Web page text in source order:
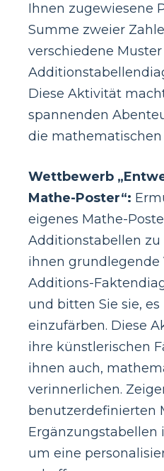
Ihnen zugewiesene
Summe zweier
verschiedene
Diese Aktivität
spannenden
die mathematischen
Wettbewerb
Mathe-Poster“:
eigenes Mathe-
Additionstabellen zu
ihnen grundlegende
Additions-
und bitten Sie sie,
einzufärben. Diese
ihre künstlerischen
ihnen auch,
verinnerlichen.
benutzerdefinierten
Ergänzungstabellen
um eine